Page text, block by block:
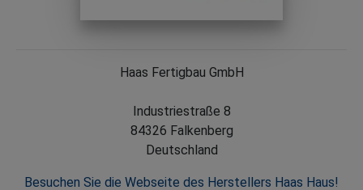
Haas Fertigbau GmbH
Industriestraße 8
84326 Falkenberg
Deutschland
Besuchen Sie die Webseite des Herstellers Haas Haus!